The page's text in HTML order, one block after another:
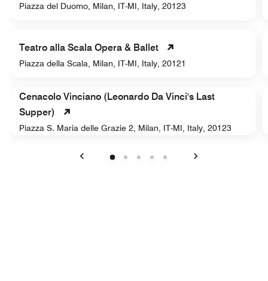
Piazza del Duomo, Milan, IT-MI, Italy, 20123
Teatro alla Scala Opera & Ballet
Piazza della Scala, Milan, IT-MI, Italy, 20121
Cenacolo Vinciano (Leonardo Da Vinci's Last
Supper)
Piazza S. Maria delle Grazie 2, Milan, IT-MI, Italy, 20123